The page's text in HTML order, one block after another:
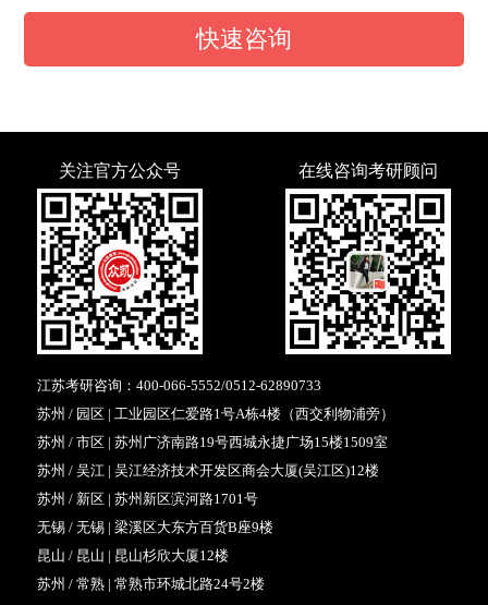
快速咨询
关注官方公众号 在线咨询考研顾问
江苏考研咨询： 400-066-5552/0512-62890733
苏州 / 园区 | 工业园区仁爱路1号A栋4楼（西交利物浦旁）
苏州 / 市区 | 苏州广济南路19号西城永捷广场15楼1509室
苏州 / 吴江 | 吴江经济技术开发区商会大厦(吴江区)12楼
苏州 / 新区 | 苏州新区滨河路1701号
无锡 / 无锡 | 梁溪区大东方百货B座9楼
昆山 / 昆山 | 昆山杉欣大厦12楼
苏州 / 常熟 | 常熟市环城北路24号2楼